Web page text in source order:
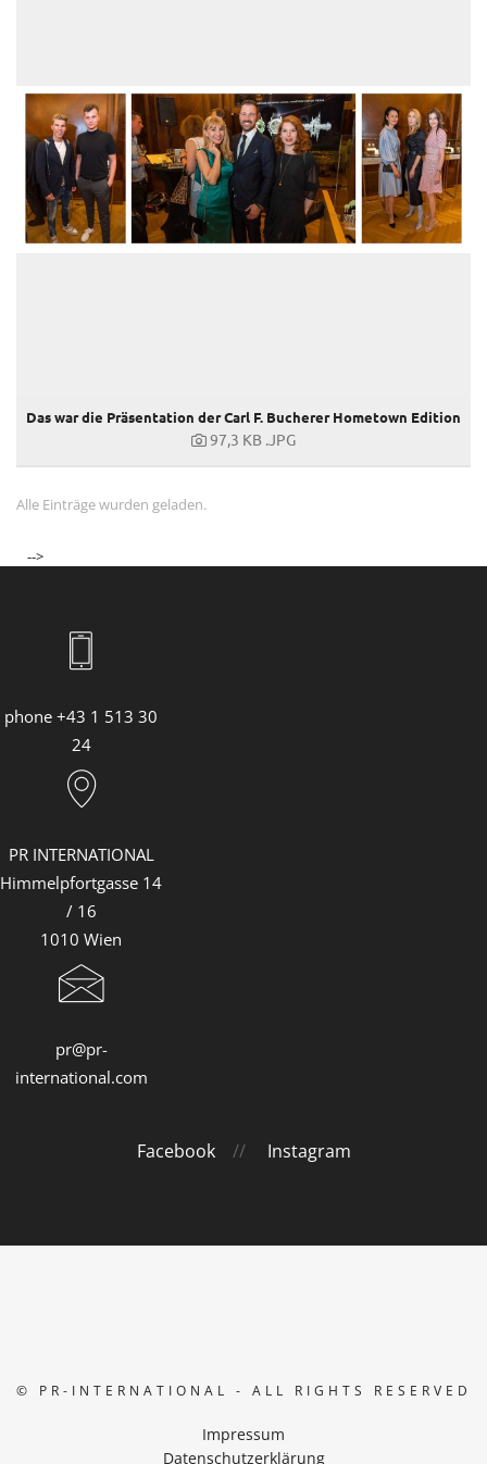
Das war die Präsentation der Carl F. Bucherer Hometown Edition
97,3 KB .JPG
Alle Einträge wurden geladen.
-->
phone +43 1 513 30
24
PR INTERNATIONAL
Himmelpfortgasse 14
/ 16
1010 Wien
pr@pr-
international.com
Facebook// Instagram
© PR-INTERNATIONAL - ALL RIGHTS RESERVED
Impressum
Datenschutzerklärung